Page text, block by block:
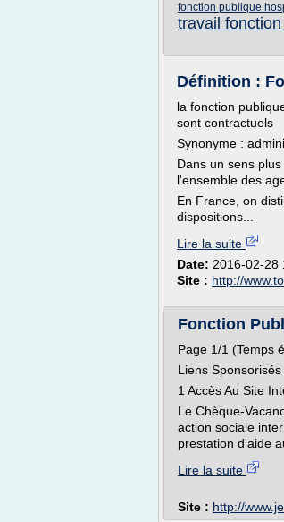
fonction publique
travail
Définition :
la fonction
sont contractuels
Synonyme :
Dans un sens
l'ensemble des
En France, on
dispositions...
Lire la suite
Date: 2016-02-28
Site : http://
Fonction
Page 1/1 (Temps
Liens Sponsorisés
1 Accès Au Site
Le Chèque-
action sociale
prestation d'aide
Lire la suite
Site : http://